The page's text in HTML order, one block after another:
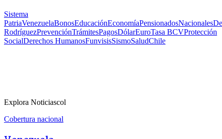
Sistema
PatriaVenezuelaBonosEducaciónEconomíaPensionadosNacionales
RodríguezPrevenciónTrámitesPagosDólarEuroTasa BCVProtección
SocialDerechos HumanosFunvisisSismoSaludChile
Explora Noticiascol
Cobertura nacional